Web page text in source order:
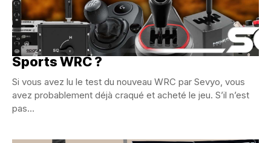
Quel shifter simracing pour jouer à EA
Sports WRC ?
Si vous avez lu le test du nouveau WRC par Sevyo, vous
avez probablement déjà craqué et acheté le jeu. S’il n’est
pas...